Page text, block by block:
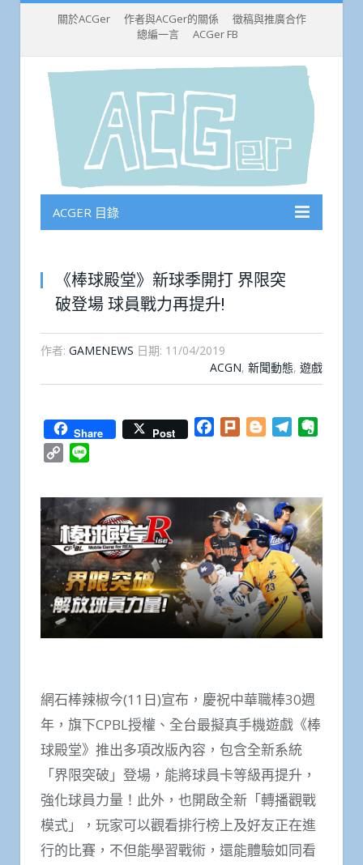
關於ACGer 作者與ACGer的關係
徵稿與推廣合作
總編一言
ACGer FB
ACGER 目錄
《棒球殿堂》新球季開打 界限突
破登場 球員戰力再提升!
作者: GAMENEWS 日期: 11/04/2019
ACGN, 新聞動態, 遊戲
Share Post Facebook
Plurk BloggerTelegram
Copy
網石棒辣椒今(11日)宣布，慶祝中華職棒30週
年，旗下CPBL授權、全台最擬真手機遊戲《棒
球殿堂》推出多項改版內容，包含全新系統
「界限突破」登場，能將球員卡等級再提升，
強化球員力量！此外，也開啟全新「轉播觀戰
模式」，玩家可以觀看排行榜上及好友正在進
行的比賽，不但能學習戰術，還能體驗如同看